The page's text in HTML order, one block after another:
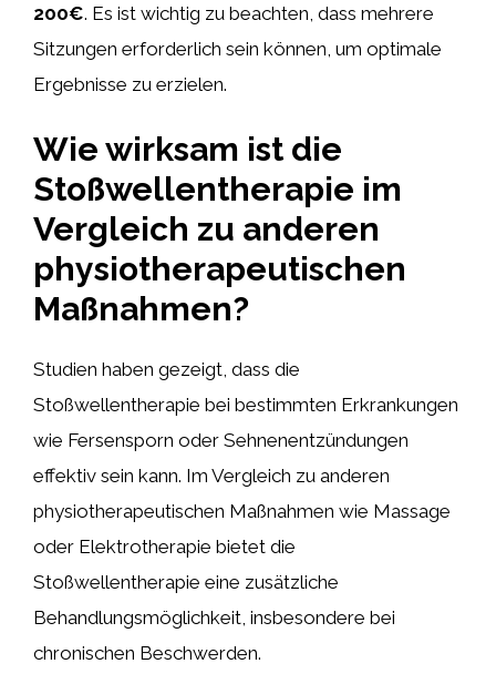
200€. Es ist wichtig zu beachten, dass mehrere
Sitzungen erforderlich sein können, um optimale
Ergebnisse zu erzielen.
Wie wirksam ist die
Stoßwellentherapie im
Vergleich zu anderen
physiotherapeutischen
Maßnahmen?
Studien haben gezeigt, dass die
Stoßwellentherapie bei bestimmten Erkrankungen
wie Fersensporn oder Sehnenentzündungen
effektiv sein kann. Im Vergleich zu anderen
physiotherapeutischen Maßnahmen wie Massage
oder Elektrotherapie bietet die
Stoßwellentherapie eine zusätzliche
Behandlungsmöglichkeit, insbesondere bei
chronischen Beschwerden.